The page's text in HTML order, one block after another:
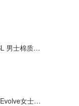
Arc'teryx Kragg SL 男士棉质短袖T恤
lululemon Scuba Evolve女士连帽卫衣 全拉链